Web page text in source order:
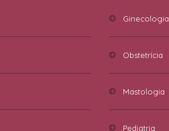
Ginecologia
Obstetrícia
Mastologia
Pediatria